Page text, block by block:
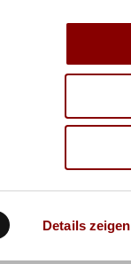
Details zeigen
VERBAND